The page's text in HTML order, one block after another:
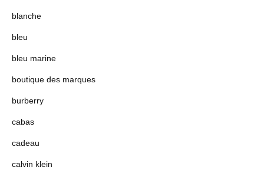
blanche
bleu
bleu marine
boutique des marques
burberry
cabas
cadeau
calvin klein